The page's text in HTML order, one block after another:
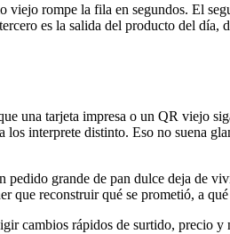
rompe la fila en segundos. El
es la salida del producto del día,
una tarjeta impresa o un QR viejo
interprete distinto. Eso no suena
grande de pan dulce deja de
que reconstruir qué se prometió, a
cambios rápidos de surtido, precio